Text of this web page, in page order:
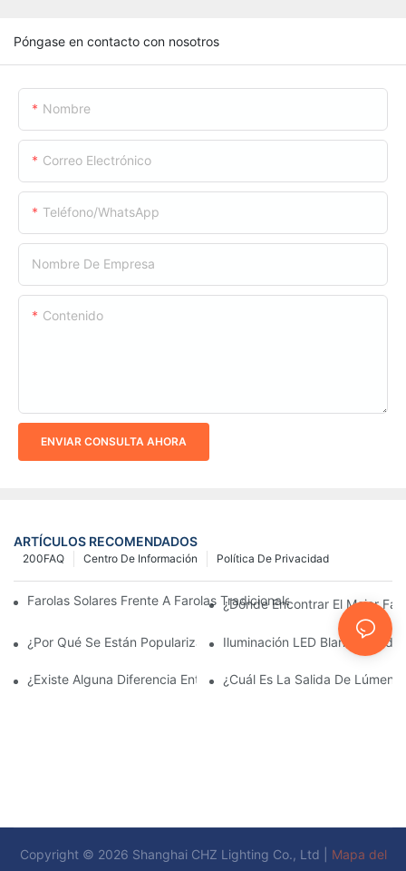
Póngase en contacto con nosotros
Nombre
Correo Electrónico
Teléfono/WhatsApp
Nombre De Empresa
Contenido
ENVIAR CONSULTA AHORA
ARTÍCULOS RECOMENDADOS
Política De Privacidad
Centro De Información
200FAQ
Farolas Solares Frente A Farolas Tradicionales: Coste, Retorno
¿Dónde Encontrar El Mejor
¿Por Qué Se Están Popularizando Las Farolas Solares?
Iluminación LED Blanco Cálido
¿Existe Alguna Diferencia Entre Las Luces Del Área De
¿Cuál Es La Salida De
Copyright © 2026 Shanghai CHZ Lighting Co., Ltd |
Mapa del